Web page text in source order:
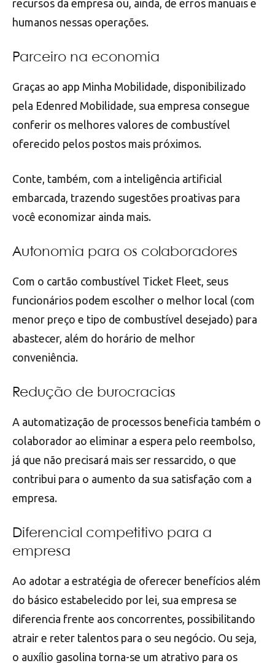
recursos da empresa ou, ainda, de erros manuais e
humanos nessas operações.
Parceiro na economia
Graças ao app Minha Mobilidade, disponibilizado
pela Edenred Mobilidade, sua empresa consegue
conferir os melhores valores de combustível
oferecido pelos postos mais próximos.
Conte, também, com a inteligência artificial
embarcada, trazendo sugestões proativas para
você economizar ainda mais.
Autonomia para os colaboradores
Com o cartão combustível Ticket Fleet, seus
funcionários podem escolher o melhor local (com
menor preço e tipo de combustível desejado) para
abastecer, além do horário de melhor
conveniência.
Redução de burocracias
A automatização de processos beneficia também o
colaborador ao eliminar a espera pelo reembolso,
já que não precisará mais ser ressarcido, o que
contribui para o aumento da sua satisfação com a
empresa.
Diferencial competitivo para a
empresa
Ao adotar a estratégia de oferecer benefícios além
do básico estabelecido por lei, sua empresa se
diferencia frente aos concorrentes, possibilitando
atrair e reter talentos para o seu negócio. Ou seja,
o auxílio gasolina torna-se um atrativo para os